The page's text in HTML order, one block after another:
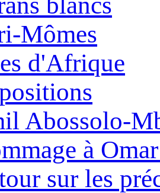
Mômes
d'Afrique
Abossolo-
à
sur les